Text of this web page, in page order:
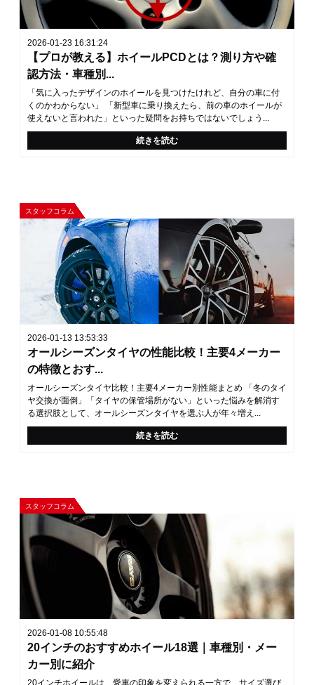
2026-01-23 16:31:24
【プロが教える】ホイールPCDとは？測り方や確
認方法・車種別...
「気に入ったデザインのホイールを見つけたけれど、自分の車に付
くのかわからない」 「新型車に乗り換えたら、前の車のホイールが
使えないと言われた」といった疑問をお持ちではないでしょう...
続きを読む
スタッフコラム
2026-01-13 13:53:33
オールシーズンタイヤの性能比較！主要4メーカー
の特徴とおす...
オールシーズンタイヤ比較！主要4メーカー別性能まとめ 「冬のタイ
ヤ交換が面倒」「タイヤの保管場所がない」といった悩みを解消す
る選択肢として、オールシーズンタイヤを選ぶ人が年々増え...
続きを読む
スタッフコラム
2026-01-08 10:55:48
20インチのおすすめホイール18選｜車種別・メー
カー別に紹介
20インチホイールは、愛車の印象を変えられる一方で、サイズ選び